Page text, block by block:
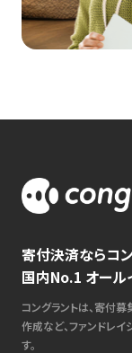
寄付決済ならコ
国内No.1 オール
コングラントは、寄付
作成など、ファンドレ
す。